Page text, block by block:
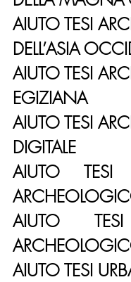
AIUTO TESI
DELL’ASIA
AIUTO TESI
EGIZIANA
AIUTO TESI
DIGITALE
AIUTO TESI
AIUTO
AIUTO TESI